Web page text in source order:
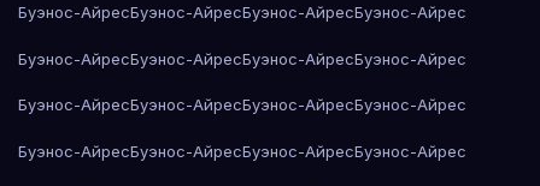
Буэнос-АйресБуэнос-АйресБуэнос-АйресБуэнос-Айрес
Буэнос-АйресБуэнос-АйресБуэнос-АйресБуэнос-Айрес
Буэнос-АйресБуэнос-АйресБуэнос-АйресБуэнос-Айрес
Буэнос-АйресБуэнос-АйресБуэнос-АйресБуэнос-Айрес